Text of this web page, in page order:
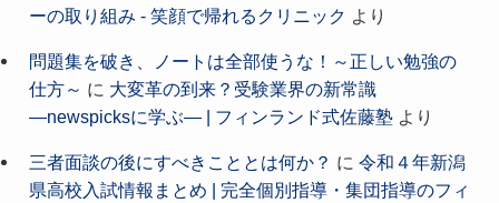
ーの取り組み - 笑顔で帰れるクリニック より
問題集を破き、ノートは全部使うな！～正しい勉強の
仕方～ に 大変革の到来？受験業界の新常識
―newspicksに学ぶ― | フィンランド式佐藤塾より
三者面談の後にすべきこととは何か？ に 令和４年新潟
県高校入試情報まとめ | 完全個別指導・集団指導のフィ